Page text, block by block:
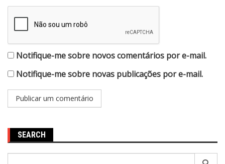
Notifique-me sobre novos comentários por e-mail.
Notifique-me sobre novas publicações por e-mail.
SEARCH